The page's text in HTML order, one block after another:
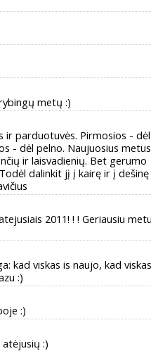
metų :)
ir parduotuvės. Pirmosios - dėl
- dėl pelno. Naujuosius metus
ir laisvadienių. Bet gerumo
dalinkit jį į kairę ir į
2011! ! ! Geriausiu
kad viskas is naujo, kad
:)
:)
atėjusių :)